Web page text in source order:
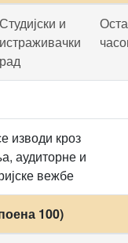
Студијски и
истраживачки
рад
изводи кроз
аудиторне и
вежбе
100)